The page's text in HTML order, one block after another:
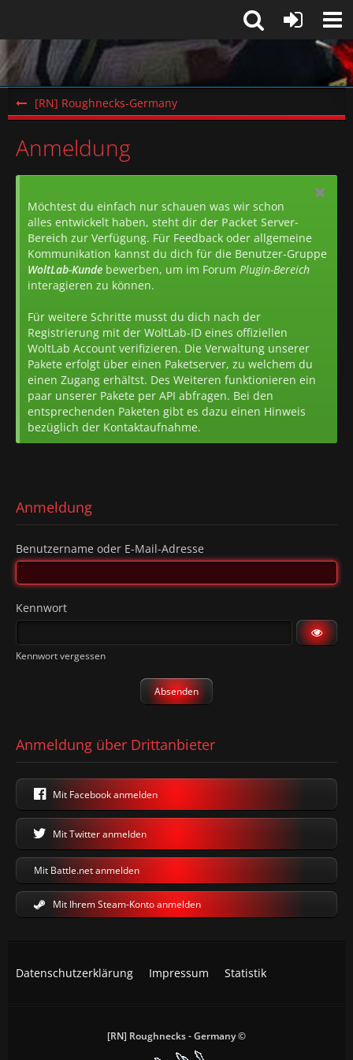
[RN] Roughnecks-Germany
Anmeldung
Möchtest du einfach nur schauen was wir schon
alles entwickelt haben, steht dir der Packet Server-
Bereich zur Verfügung. Für Feedback oder allgemeine
Kommunikation kannst du dich für die Benutzer-Gruppe
WoltLab-Kunde bewerben, um im Forum Plugin-Bereich
interagieren zu können.
Für weitere Schritte musst du dich nach der
Registrierung mit der WoltLab-ID eines offiziellen
WoltLab Account verifizieren. Die Verwaltung unserer
Pakete erfolgt über einen Paketserver, zu welchem du
einen Zugang erhältst. Des Weiteren funktionieren ein
paar unserer Pakete per API abfragen. Bei den
entsprechenden Paketen gibt es dazu einen Hinweis
bezüglich der Kontaktaufnahme.
Anmeldung
Benutzername oder E-Mail-Adresse
Kennwort
Kennwort vergessen
Anmeldung über Drittanbieter
Mit Facebook anmelden
Mit Twitter anmelden
Mit Battle.net anmelden
Mit Ihrem Steam-Konto anmelden
Datenschutzerklärung Impressum Statistik
[RN] Roughnecks - Germany ©